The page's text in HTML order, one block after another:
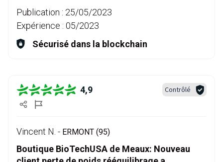
Publication : 25/05/2023
Expérience : 05/2023
Sécurisé dans la blockchain
4,9 Contrôlé
Vincent N. - ERMONT (95)
Boutique BioTechUSA de Meaux: Nouveau